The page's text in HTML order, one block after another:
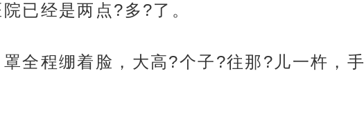
已经是两点?多?了。
全程绷着脸，大高?个子?往那?儿一杵，